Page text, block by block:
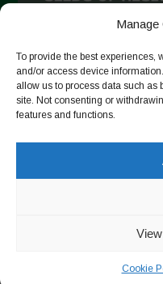
To provide the best experiences,
and/or access device
allow us to process data such
site. Not consenting or
features and functions.
Cookie
Novembre 2020
Ottobre 2020
Copyright © 2026. All